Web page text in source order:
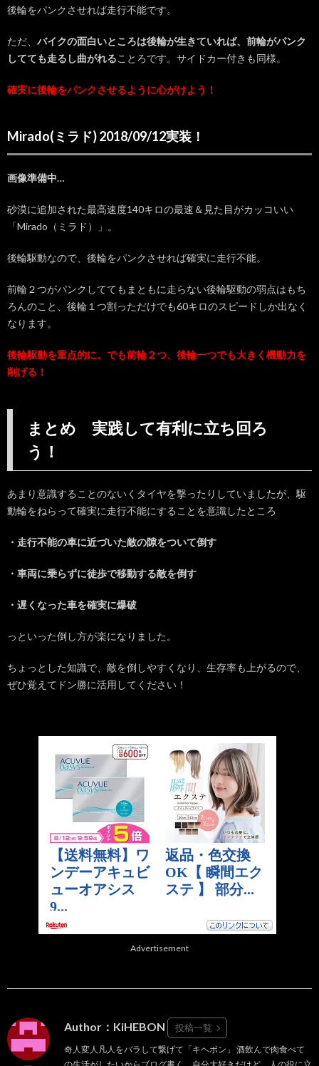
後輪をパンクさせれば走行不能です。
ただ、 バイクの面白いところは後輪が生きていれば、前輪がパンク
してても走るし曲がれることろです。サイドカー付きも同様。
確実に後輪をパンクさせるように心がけよう！
Mirado(ミラド) 2018/09/12実装！
画像準備中…
砂漠に追加された最高速度140キロの最速＆見た目がカッコいい
「Mirado（ミラド）」。
後輪駆動なので、後輪をパンクさせれば確実に走行不能。
前輪２つがパンクしててもまともに走らない後輪駆動の弱点はもち
ろんのこと、後輪１つ割っただけでも60キロのスピードしか出なく
なります。
後輪駆動を重点的に。でも前輪２つ、後輪一つでも大きく機動力を
削げる！
まとめ 実践して有利に立ち回ろ
う！
あまり意識することのないくタイヤを撃ったりしていましたが、駆
動輪をねらって確実に走行不能にすることを意識したところ
・走行不能の車に近づいた敵の隙をついて倒す
・車両に乗らずに徒歩で移動する敵を倒す
・遅くなった車を確実に爆破
っといった倒し方が楽になりました。
ちょっとした知識で、敵を倒しやすくなり、生存率も上がるので、
ぜひ覚えてドン勝に活用してください！
Advertisement
Author：KiHEBON 投稿一覧
奇人変人凡人をバラして繋げて「キヘボン」 酒飲んで肉食べて